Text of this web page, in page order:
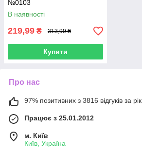
№0103
В наявності
219,99 ₴ 313,99 ₴
Купити
Про нас
97% позитивних з 3816 відгуків за рік
Працює з 25.01.2012
м. Київ
Київ, Україна